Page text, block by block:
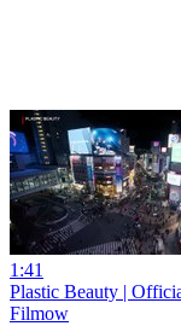
1:41
Plastic Beauty |
Filmow